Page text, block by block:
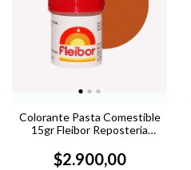
Colorante Pasta Comestible
15gr Fleibor Reposteria
$2.900,00